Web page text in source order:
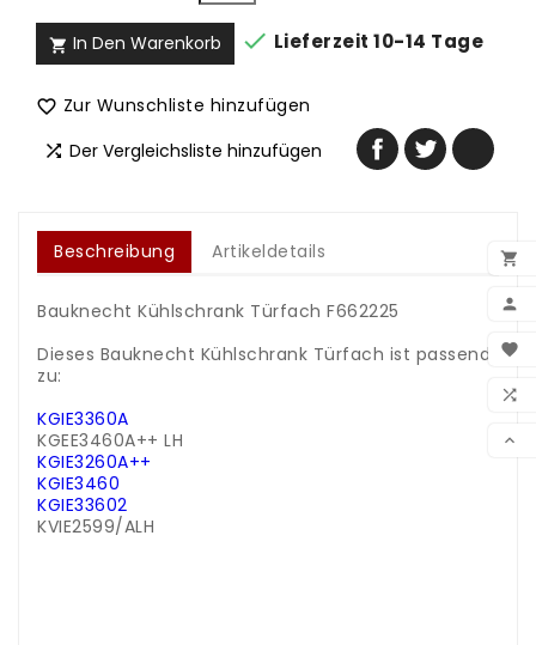





 In Den Warenkorb  Lieferzeit 10-14 Tage
 Zur Wunschliste hinzufügen
 Der Vergleichsliste hinzufügen
Beschreibung Artikeldetails
Bauknecht Kühlschrank Türfach F662225
Dieses Bauknecht Kühlschrank Türfach ist passend
zu:
KGIE3360A
KGEE3460A++ LH
KGIE3260A++
KGIE3460
KGIE33602
KVIE2599/ALH